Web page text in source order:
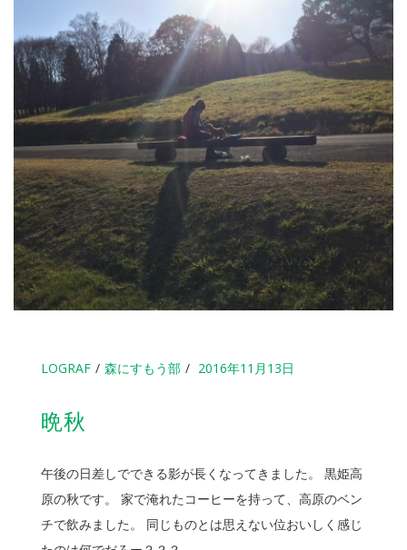
LOGRAF 森にすもう部 2016年11月13日
晩秋
午後の日差しでできる影が長くなってきました。 黒姫高
原の秋です。 家で淹れたコーヒーを持って、高原のベン
チで飲みました。 同じものとは思えない位おいしく感じ